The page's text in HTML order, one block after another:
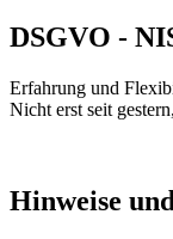
DSGVO -
Erfahrung und
Nicht erst seit
Hinweise